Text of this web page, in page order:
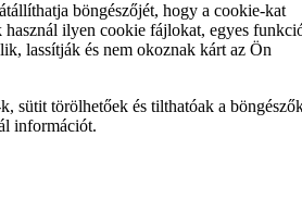
böngészőjét, hogy a cookie-kat
használ ilyen cookie fájlokat, egyes
lassítják és nem okoznak kárt az Ön
sütit törölhetőek és tilthatóak a
információt.